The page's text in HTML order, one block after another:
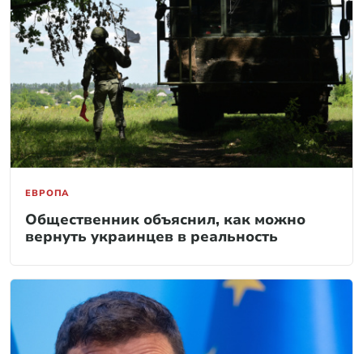
ЕВРОПА
Общественник объяснил, как можно
вернуть украинцев в реальность